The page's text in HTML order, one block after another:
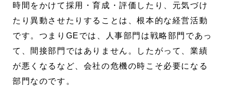
時間をかけて採用・育成・評価したり、元気づけ
たり異動させたりすることは、根本的な経営活動
です。つまりGEでは、人事部門は戦略部門であっ
て、間接部門ではありません。したがって、業績
が悪くなるなど、会社の危機の時こそ必要になる
部門なのです。